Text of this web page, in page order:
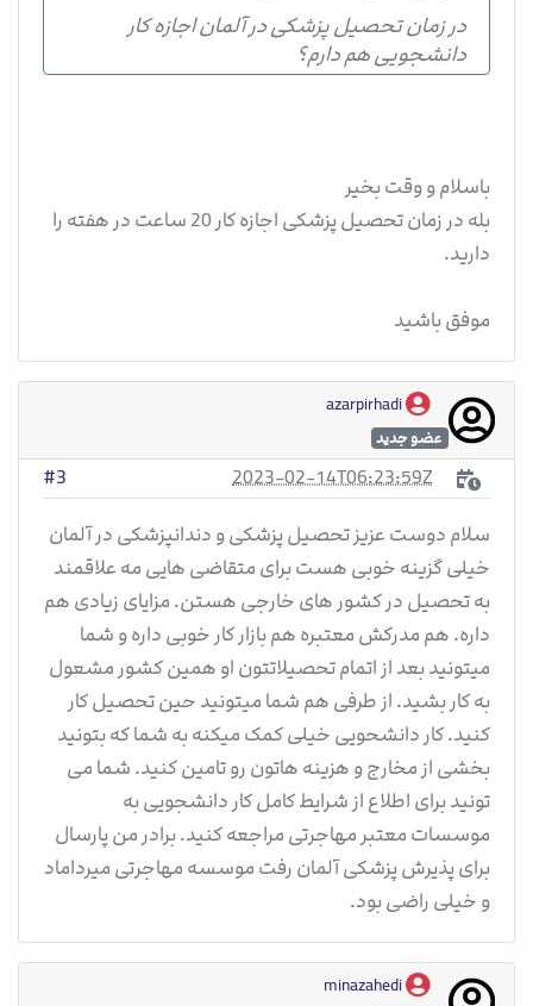
در زمان تحصیل پزشکی در آلمان اجازه کار
دانشجویی هم دارم؟
باسلام و وقت بخیر
بله در زمان تحصیل پزشکی اجازه کار 20 ساعت در هفته را
دارید.
موفق باشید
azarpirhadi
عضو جدید
2023-02-14T06:23:59Z
#3
سلام دوست عزیز تحصیل پزشکی و دندانپزشکی در آلمان
خیلی گزینه خوبی هست برای متقاضی هایی مه علاقمند
به تحصیل در کشور های خارجی هستن. مزایای زیادی هم
داره. هم مدرکش معتبره هم بازار کار خوبی داره و شما
میتونید بعد از اتمام تحصیلاتتون او همین کشور مشعول
به کار بشید. از طرفی هم شما میتونید حین تحصیل کار
کنید. کار دانشحویی خیلی کمک میکنه به شما که بتونید
بخشی از مخارج و هزینه هاتون رو تامین کنید. شما می
تونید برای اطلاع از شرایط کامل کار دانشجویی به
موسسات معتبر مهاجرتی مراجعه کنید. برادر من پارسال
برای پذیرش پزشکی آلمان رفت موسسه مهاجرتی میرداماد
و خیلی راضی بود.
minazahedi